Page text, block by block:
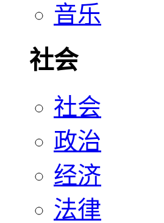
音乐
社会
社会
政治
经济
法律